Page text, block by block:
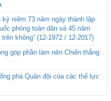
niệm 73 năm ngày thành lập
phòng toàn dân và 45 năm
không” (12-1972 / 12-2017)
góp phần làm nên Chiến thắng
phá Quân đội của các thế lực